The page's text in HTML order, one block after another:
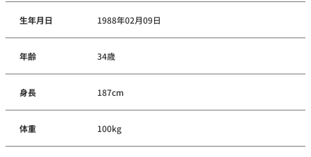
生年月日 1988年02月09日
年齢 34歳
身長 187cm
体重 100kg